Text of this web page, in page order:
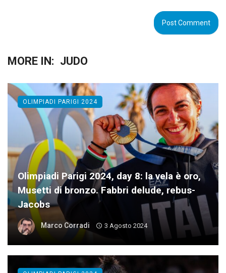
MORE IN: JUDO
Olimpiadi Parigi 2024, day 8: la vela è oro,
Musetti di bronzo. Fabbri delude, rebus-
Jacobs
Marco Corradi 3 Agosto 2024
OLIMPIADI PARIGI 2024